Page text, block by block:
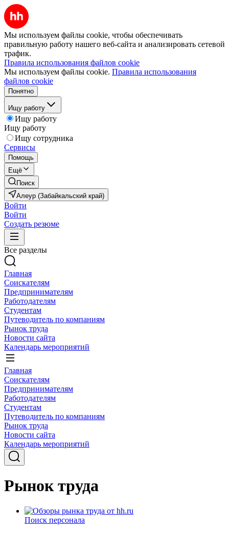
Мы используем файлы cookie, чтобы обеспечивать
правильную работу нашего веб-сайта и анализировать сетевой
трафик.
Правила использования файлов cookie
Мы используем файлы cookie. Правила использования
файлов cookie
Понятно
Ищу работу
Ищу работу
Ищу работу
Ищу сотрудника
Сервисы
Помощь
Ещё
Поиск
Алеур (Забайкальский край)
Войти
Войти
Создать резюме
Все разделы
Главная
Соискателям
Предпринимателям
Работодателям
Студентам
Путеводитель по компаниям
Рынок труда
Новости сайта
Календарь мероприятий
Главная
Соискателям
Предпринимателям
Работодателям
Студентам
Путеводитель по компаниям
Рынок труда
Новости сайта
Календарь мероприятий
Рынок труда
Поиск персонала